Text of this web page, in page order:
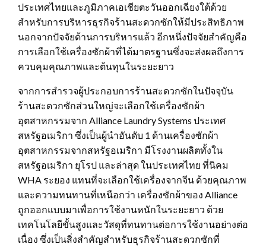
ประเทศไทยและภูมิภาคเอเชียตะวันออกเฉียงใต้ด้วย
สำหรับการบริหารธุรกิจร้านสะดวกซักให้มีประสิทธิภาพ
นอกจากปัจจัยด้านการบริหารแล้ว อีกหนึ่งปัจจัยสำคัญคือ
การเลือกใช้เครื่องซักผ้าที่ได้มาตรฐานซึ่งจะส่งผลถึงการ
ควบคุมคุณภาพและต้นทุนในระยะยาว
จากการสำรวจผู้ประกอบการร้านสะดวกซักในปัจจุบัน
ร้านสะดวกซักส่วนใหญ่จะเลือกใช้เครื่องซักผ้า
อุตสาหกรรมจาก Alliance Laundry Systems ประเทศ
สหรัฐอเมริกา ซึ่งเป็นผู้นำอันดับ 1 ด้านเครื่องซักผ้า
อุตสาหกรรมจากสหรัฐอเมริกา มีโรงงานผลิตทั้งใน
สหรัฐอเมริกา ยุโรป และล่าสุด ในประเทศไทย ที่นิคม
WHA ระยอง แทนที่จะเลือกใช้เครื่องจากจีน ด้วยคุณภาพ
และความทนทานที่เหนือกว่า เครื่องซักผ้าของ Alliance
ถูกออกแบบมาเพื่อการใช้งานหนักในระยะยาว ด้วย
เทคโนโลยีขั้นสูงและวัสดุที่ทนทานต่อการใช้งานอย่างต่อ
เนื่อง ซึ่งเป็นสิ่งสำคัญสำหรับธุรกิจร้านสะดวกซักที่